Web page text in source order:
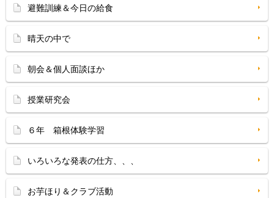
避難訓練＆今日の給食
晴天の中で
朝会＆個人面談ほか
授業研究会
６年 箱根体験学習
いろいろな発表の仕方、、、
お芋ほり＆クラブ活動